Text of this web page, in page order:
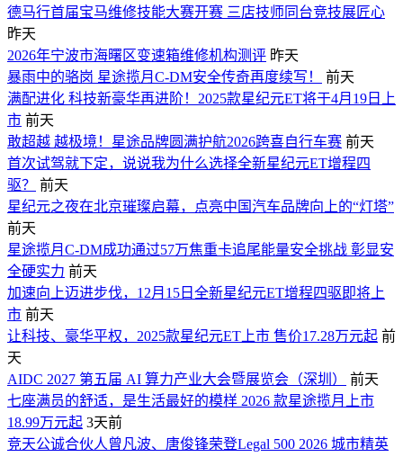
德马行首届宝马维修技能大赛开赛 三店技师同台竞技展匠心
昨天
2026年宁波市海曙区变速箱维修机构测评 昨天
暴雨中的骆岗 星途揽月C-DM安全传奇再度续写！
前天
满配进化 科技新豪华再进阶！2025款星纪元ET将于4月19日上
市 前天
敢超越 越极境！星途品牌圆满护航2026跨喜自行车赛 前天
首次试驾就下定，说说我为什么选择全新星纪元ET增程四
驱？
前天
星纪元之夜在北京璀璨启幕，点亮中国汽车品牌向上的“灯塔”
前天
星途揽月C-DM成功通过57万焦重卡追尾能量安全挑战 彰显安
全硬实力 前天
加速向上迈进步伐，12月15日全新星纪元ET增程四驱即将上
市 前天
让科技、豪华平权，2025款星纪元ET上市 售价17.28万元起 前
天
AIDC 2027 第五届 AI 算力产业大会暨展览会（深圳）
前天
七座满员的舒适，是生活最好的模样 2026 款星途揽月上市
18.99万元起 3天前
竞天公诚合伙人曾凡波、唐俊锋荣登Legal 500 2026 城市精英